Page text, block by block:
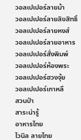
วอลเปเปอร์ลายม้า
วอลเปเปอร์ลายลิขสิทธิ์
วอลเปเปอร์ลายหงส์
วอลเปเปอร์ลายอาหาร
วอลเปเปอร์สั่งพิมพ์
วอลเปเปอร์ห้องพระ
วอลเปเปอร์ฮวงจุ้ย
วอลเปเปอร์เกาหลี
สวนป่า
สาระน่ารู้
อาหารไทย
ไวนิล ลายไทย